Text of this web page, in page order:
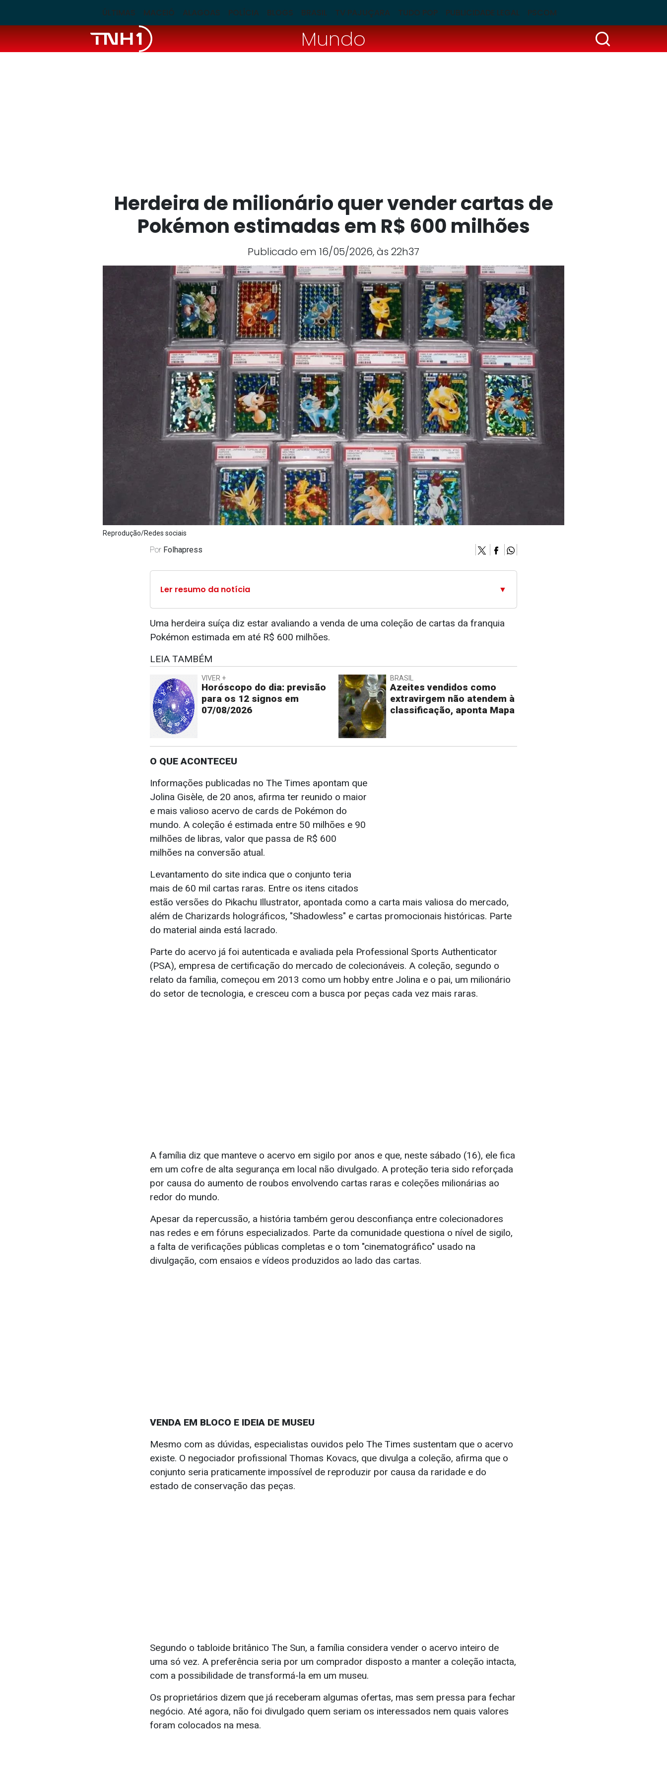
ÚLTIMAS MACEIÓ ALAGOAS POLÍCIA BLOGS BRASIL TV PAJUÇARA TUDO POP PUBLICIDADE LEGAL PSCOM
Mundo
Herdeira de milionário quer vender cartas de
Pokémon estimadas em R$ 600 milhões
Publicado em 16/05/2026, às 22h37
Reprodução/Redes sociais
Por Folhapress
Ler resumo da notícia ▼
Uma herdeira suíça diz estar avaliando a venda de uma coleção de cartas da franquia
Pokémon estimada em até R$ 600 milhões.
LEIA TAMBÉM
VIVER +
Horóscopo do dia: previsão
para os 12 signos em
07/08/2026
BRASIL
Azeites vendidos como
extravirgem não atendem à
classificação, aponta Mapa
O QUE ACONTECEU
Informações publicadas no The Times apontam que
Jolina Gisèle, de 20 anos, afirma ter reunido o maior
e mais valioso acervo de cards de Pokémon do
mundo. A coleção é estimada entre 50 milhões e 90
milhões de libras, valor que passa de R$ 600
milhões na conversão atual.
Levantamento do site indica que o conjunto teria
mais de 60 mil cartas raras. Entre os itens citados
estão versões do Pikachu Illustrator, apontada como a carta mais valiosa do mercado,
além de Charizards holográficos, "Shadowless" e cartas promocionais históricas. Parte
do material ainda está lacrado.
Parte do acervo já foi autenticada e avaliada pela Professional Sports Authenticator
(PSA), empresa de certificação do mercado de colecionáveis. A coleção, segundo o
relato da família, começou em 2013 como um hobby entre Jolina e o pai, um milionário
do setor de tecnologia, e cresceu com a busca por peças cada vez mais raras.
A família diz que manteve o acervo em sigilo por anos e que, neste sábado (16), ele fica
em um cofre de alta segurança em local não divulgado. A proteção teria sido reforçada
por causa do aumento de roubos envolvendo cartas raras e coleções milionárias ao
redor do mundo.
Apesar da repercussão, a história também gerou desconfiança entre colecionadores
nas redes e em fóruns especializados. Parte da comunidade questiona o nível de sigilo,
a falta de verificações públicas completas e o tom "cinematográfico" usado na
divulgação, com ensaios e vídeos produzidos ao lado das cartas.
VENDA EM BLOCO E IDEIA DE MUSEU
Mesmo com as dúvidas, especialistas ouvidos pelo The Times sustentam que o acervo
existe. O negociador profissional Thomas Kovacs, que divulga a coleção, afirma que o
conjunto seria praticamente impossível de reproduzir por causa da raridade e do
estado de conservação das peças.
Segundo o tabloide britânico The Sun, a família considera vender o acervo inteiro de
uma só vez. A preferência seria por um comprador disposto a manter a coleção intacta,
com a possibilidade de transformá-la em um museu.
Os proprietários dizem que já receberam algumas ofertas, mas sem pressa para fechar
negócio. Até agora, não foi divulgado quem seriam os interessados nem quais valores
foram colocados na mesa.